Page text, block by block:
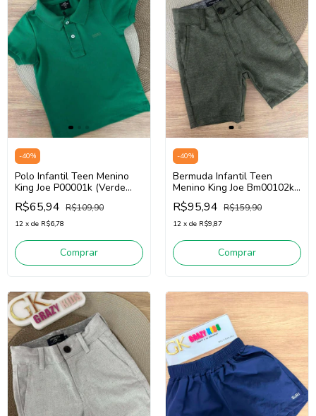
-40%
Polo Infantil Teen Menino
King Joe P00001k (Verde
Escuro)
R$65,94 R$109,90
12 x de R$6,78
Comprar
-40%
Bermuda Infantil Teen
Menino King Joe Bm00102k
(Verde)
R$95,94 R$159,90
12 x de R$9,87
Comprar